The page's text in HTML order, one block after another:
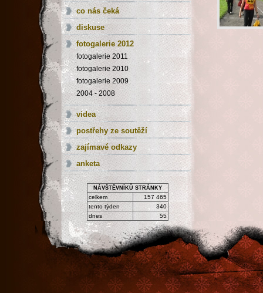
co nás čeká
diskuse
fotogalerie 2012
fotogalerie 2011
fotogalerie 2010
fotogalerie 2009
2004 - 2008
videa
postřehy ze soutěží
zajímavé odkazy
anketa
NÁVŠTĚVNÍKŮ STRÁNKY
celkem
157 465
tento týden
340
dnes
55